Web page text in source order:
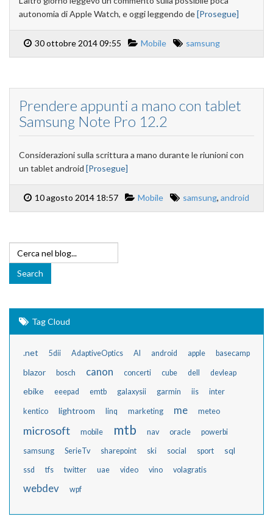
autonomia di Apple Watch, e oggi leggendo de[Prosegue]
30 ottobre 2014 09:55 Mobile samsung
Prendere appunti a mano con tablet
Samsung Note Pro 12.2
Considerazioni sulla scrittura a mano durante le riunioni con
un tablet android [Prosegue]
10 agosto 2014 18:57 Mobile samsung, android
Tag Cloud
.net 5dii AdaptiveOptics AI android apple basecamp
blazor bosch canon concerti cube dell devleap
ebike eeepad emtb galaxysii garmin iis inter
kentico lightroom linq marketing me meteo
microsoft mobile mtb nav oracle powerbi
samsung SerieTv sharepoint ski social sport sql
ssd tfs twitter uae video vino volagratis
webdev wpf